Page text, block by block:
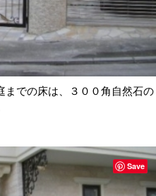
までの床は、３００角自然石の
Save